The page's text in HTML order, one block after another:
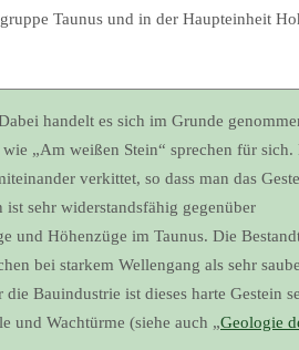
Taunus und in der Haupteinheit
handelt es sich im Grunde
„Am weißen Stein“ sprechen für sich.
verkittet, so dass man das
ist sehr widerstandsfähig gegenüber
und Höhenzüge im Taunus. Die
bei starkem Wellengang als sehr
Bauindustrie ist dieses harte Gestein
und Wachtürme (siehe auch „Geologie